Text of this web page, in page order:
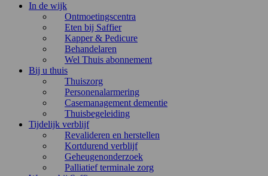
In de wijk
Ontmoetingscentra
Eten bij Saffier
Kapper & Pedicure
Behandelaren
Wel Thuis abonnement
Bij u thuis
Thuiszorg
Personenalarmering
Casemanagement dementie
Thuisbegeleiding
Tijdelijk verblijf
Revalideren en herstellen
Kortdurend verblijf
Geheugenonderzoek
Palliatief terminale zorg